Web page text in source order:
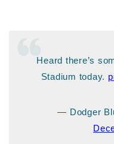
Heard there’s
Stadium today.
— Dodger